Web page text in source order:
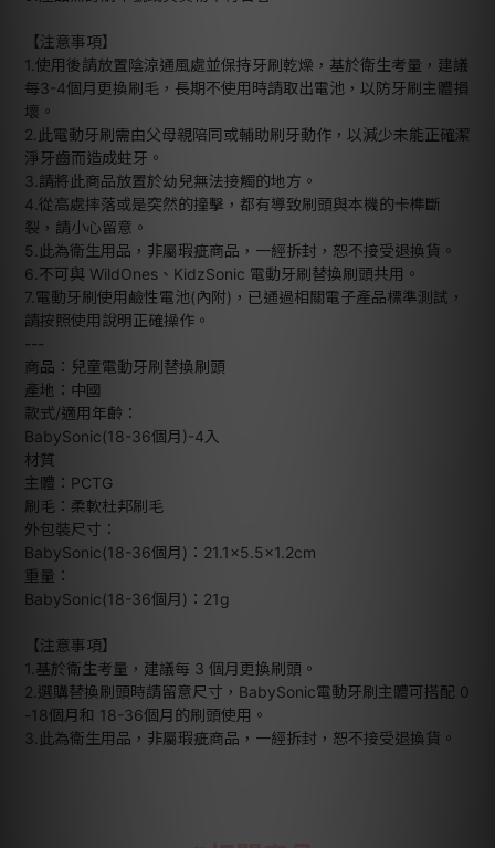
【注意事項】
1.使用後請放置陰涼通風處並保持牙刷乾燥，基於衛生考量，建議
每3-4個月更換刷毛，長期不使用時請取出電池，以防牙刷主體損
壞。
2.此電動牙刷需由父母親陪同或輔助刷牙動作，以減少未能正確潔
淨牙齒而造成蛀牙。
3.請將此商品放置於幼兒無法接觸的地方。
4.從高處摔落或是突然的撞擊，都有導致刷頭與本機的卡榫斷
裂，請小心留意。
5.此為衛生用品，非屬瑕疵商品，一經拆封，恕不接受退換貨。
6.不可與 WildOnes、KidzSonic 電動牙刷替換刷頭共用。
7.電動牙刷使用鹼性電池(內附)，已通過相關電子產品標準測試，
請按照使用說明正確操作。
---
商品：兒童電動牙刷替換刷頭
產地：中國
款式/適用年齡：
BabySonic(18-36個月)-4入
材質
主體：PCTG
刷毛：柔軟杜邦刷毛
外包裝尺寸：
BabySonic(18-36個月)：21.1×5.5×1.2cm
重量：
BabySonic(18-36個月)：21g
【注意事項】
1.基於衛生考量，建議每 3 個月更換刷頭。
2.選購替換刷頭時請留意尺寸，BabySonic電動牙刷主體可搭配 0
-18個月和 18-36個月的刷頭使用。
3. 此為衛生用品，非屬瑕疵商品，一經拆封，恕不接受退換貨。